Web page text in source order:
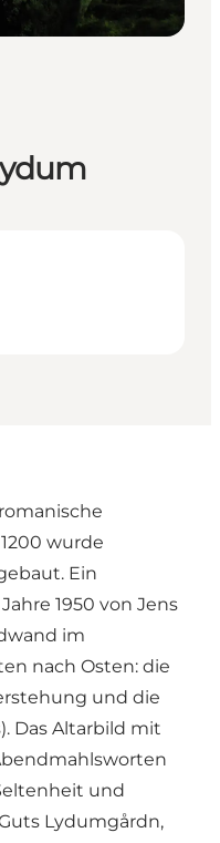
wurde
Ein
1950 von Jens
im
nach Osten: die
und die
Das Altarbild mit
und
Lydumgårdn,